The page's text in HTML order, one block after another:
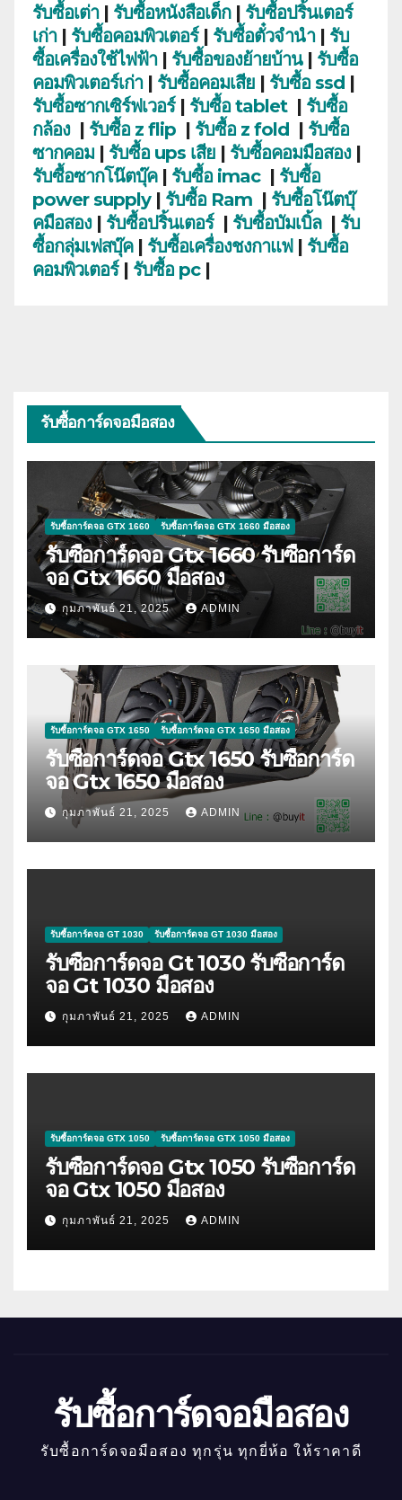
รับซื้อเต่า| รับซื้อหนังสือเด็ก| รับซื้อปริ้นเตอร์
เก่า| รับซื้อคอมพิวเตอร์| รับซื้อตั๋วจำนำ| รับ
ซื้อเครื่องใช้ไฟฟ้า| รับซื้อของย้ายบ้าน| รับซื้อ
คอมพิวเตอร์เก่า| รับซื้อคอมเสีย | รับซื้อ ssd |
รับซื้อซากเซิร์ฟเวอร์| รับซื้อ tablet | รับซื้อ
กล้อง | รับซื้อ z flip | รับซื้อ z fold | รับซื้อ
ซากคอม | รับซื้อ ups เสีย | รับซื้อคอมมือสอง|
รับซื้อซากโน๊ตบุ๊ค| รับซื้อ imac | รับซื้อ
power supply| รับซื้อ Ram | รับซื้อโน๊ตบุ๊
คมือสอง| รับซื้อปริ้นเตอร์ | รับซื้อบัมเบิ้ล | รับ
ซื้อกลุ่มเฟสบุ๊ค| รับซื้อเครื่องชงกาแฟ | รับซื้อ
คอมพิวเตอร์| รับซื้อ pc|
รับซื้อการ์ดจอมือสอง
รับซื้อการ์ดจอ GTX 1660 รับซื้อการ์ดจอ GTX 1660 มือสอง
รับซื้อการ์ดจอ Gtx 1660 รับซื้อการ์ด
จอ Gtx 1660 มือสอง
กุมภาพันธ์ 21, 2025 ADMIN
รับซื้อการ์ดจอ GTX 1650 รับซื้อการ์ดจอ GTX 1650 มือสอง
รับซื้อการ์ดจอ Gtx 1650 รับซื้อการ์ด
จอ Gtx 1650 มือสอง
กุมภาพันธ์ 21, 2025 ADMIN
รับซื้อการ์ดจอ GT 1030 รับซื้อการ์ดจอ GT 1030 มือสอง
รับซื้อการ์ดจอ Gt 1030 รับซื้อการ์ด
จอ Gt 1030 มือสอง
กุมภาพันธ์ 21, 2025 ADMIN
รับซื้อการ์ดจอ GTX 1050 รับซื้อการ์ดจอ GTX 1050 มือสอง
รับซื้อการ์ดจอ Gtx 1050 รับซื้อการ์ด
จอ Gtx 1050 มือสอง
กุมภาพันธ์ 21, 2025 ADMIN
รับซื้อการ์ดจอมือสอง
รับซื้อการ์ดจอมือสอง ทุกรุ่น ทุกยี่ห้อ ให้ราคาดี